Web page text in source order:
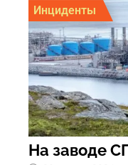
Инциденты
На заводе